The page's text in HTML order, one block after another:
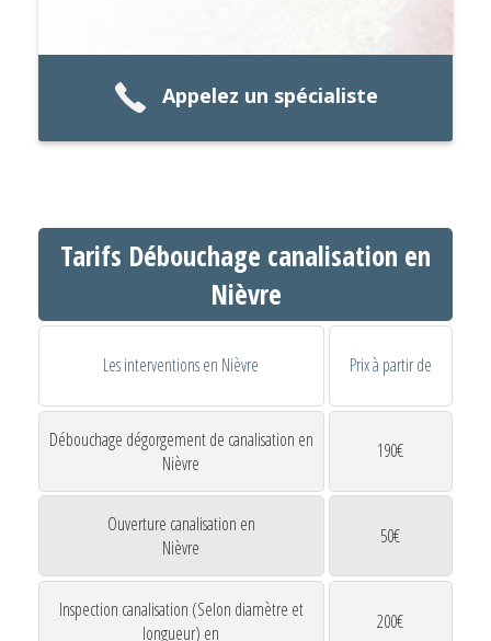
Appelez un spécialiste
Tarifs Débouchage canalisation en
Nièvre
Les interventions en Nièvre Prix à partir de
Débouchage dégorgement de canalisation en
Nièvre
190€
Ouverture canalisation en
Nièvre
50€
Inspection canalisation (Selon diamètre et
longueur) en
200€